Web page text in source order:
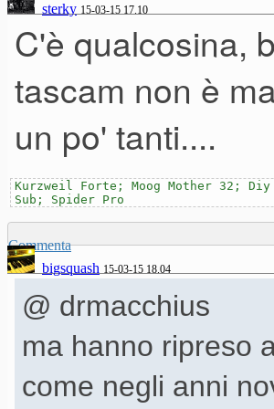
sterky 15-03-15 17.10
C'è qualcosina,
tascam non è
un po' tanti....
Kurzweil Forte; Moog Mother 32; Diy
Sub; Spider Pro
Commenta
bigsquash 15-03-15 18.04
@ drmacchius
ma hanno ripreso
come negli anni